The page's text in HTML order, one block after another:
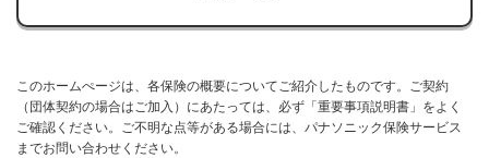
このホームぺージは、各保険の概要についてご紹介したものです。ご契約
（団体契約の場合はご加入）にあたっては、必ず「重要事項説明書」をよく
ご確認ください。ご不明な点等がある場合には、パナソニック保険サービス
までお問い合わせください。